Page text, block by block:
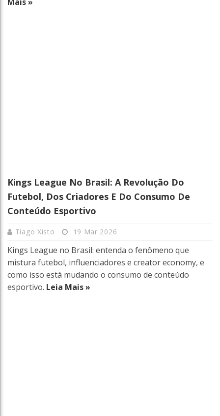
Kings League No Brasil: A Revolução Do
Futebol, Dos Criadores E Do Consumo De
Conteúdo Esportivo
Tiago Xisto 19 Mar 2026
Kings League no Brasil: entenda o fenômeno que
mistura futebol, influenciadores e creator economy, e
como isso está mudando o consumo de conteúdo
esportivo. Leia Mais »